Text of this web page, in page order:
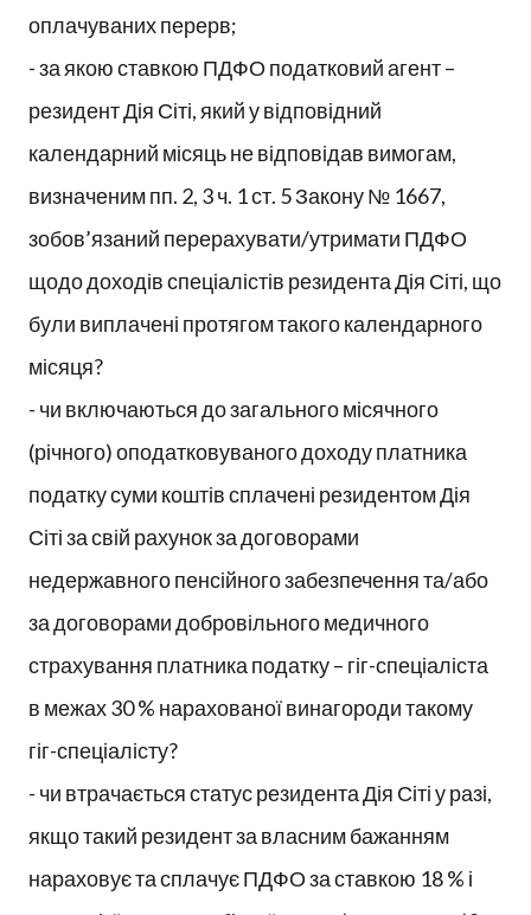
оплачуваних перерв;
- за якою ставкою ПДФО податковий агент –
резидент Дія Сіті, який у відповідний
календарний місяць не відповідав вимогам,
визначеним пп. 2, 3 ч. 1 ст. 5 Закону № 1667,
зобов’язаний перерахувати/утримати ПДФО
щодо доходів спеціалістів резидента Дія Сіті, що
були виплачені протягом такого календарного
місяця?
- чи включаються до загального місячного
(річного) оподатковуваного доходу платника
податку суми коштів сплачені резидентом Дія
Сіті за свій рахунок за договорами
недержавного пенсійного забезпечення та/або
за договорами добровільного медичного
страхування платника податку – гіг-спеціаліста
в межах 30 % нарахованої винагороди такому
гіг-спеціалісту?
- чи втрачається статус резидента Дія Сіті у разі,
якщо такий резидент за власним бажанням
нараховує та сплачує ПДФО за ставкою 18 % і